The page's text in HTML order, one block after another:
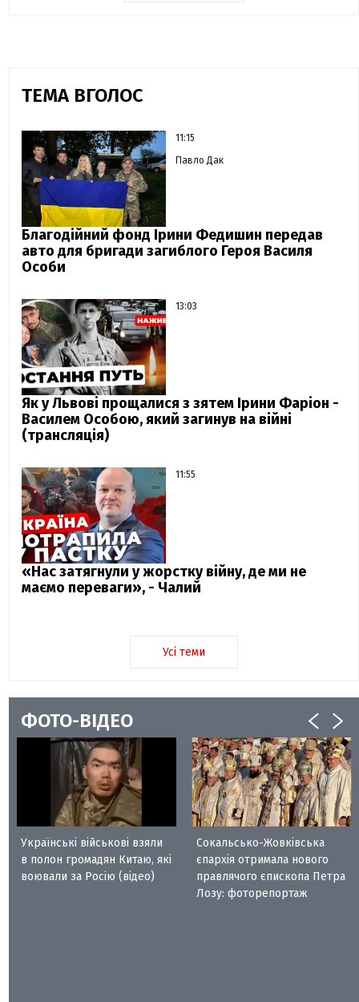
ТЕМА ВГОЛОС
11:15
Павло Дак
Благодійний фонд Ірини Федишин передав
авто для бригади загиблого Героя Василя
Особи
13:03
Як у Львові прощалися з зятем Ірини Фаріон -
Василем Особою, який загинув на війні
(трансляція)
11:55
«Нас затягнули у жорстку війну, де ми не
маємо переваги», - Чалий
Усі теми
ФОТО-ВІДЕО
Українські військові взяли
в полон громадян Китаю, які
воювали за Росію (відео)
Сокальсько-Жовківська
єпархія отримала нового
правлячого єпископа Петра
Лозу: фоторепортаж